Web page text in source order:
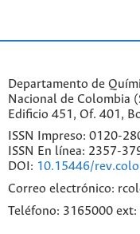
Departamento de
Nacional de Colombia
Edificio 451, Of. 401,
ISSN Impreso: 0120-
ISSN En línea: 2357-
DOI: 10.15446/
Correo electrónico:
Teléfono: 3165000 ext: